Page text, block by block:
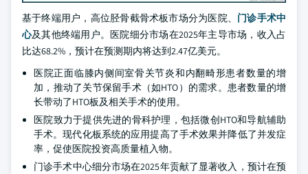
基于终端用户，高位胫骨截骨术板市场分为医院、 门诊手术中
心及其他终端用户。医院细分市场在2025年主导市场，收入占
比达68.2%，预计在预测期内将达到2.47亿美元。
医院正面临膝内侧间室骨关节炎和内翻畸形患者数量的增
加，推动了关节保留手术（如HTO）的需求。患者数量的增
长带动了HTO板及相关手术的使用。
医院致力于提供先进的骨科护理，包括微创HTO和导航辅助
手术。现代化板系统的应用提高了手术效果并降低了并发症
率，促使医院投资高质量植入物。
门诊手术中心细分市场在2025年贡献了显著收入，预计在预